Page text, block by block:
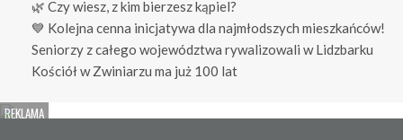
🌿 Czy wiesz, z kim bierzesz kąpiel?
💙 Kolejna cenna inicjatywa dla najmłodszych mieszkańców!
Seniorzy z całego województwa rywalizowali w Lidzbarku
Kościół w Zwiniarzu ma już 100 lat